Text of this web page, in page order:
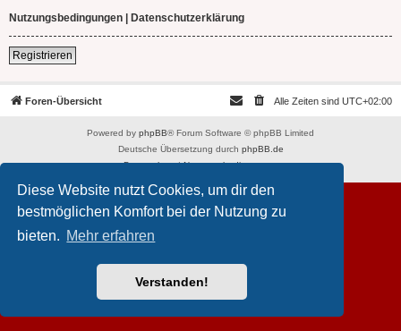
Diese Website nutzt Cookies, um dir den
bestmöglichen Komfort bei der Nutzung zu
bieten. Mehr erfahren
Verstanden!
Nutzungsbedingungen | Datenschutzerklärung
Registrieren
Foren-Übersicht Alle Zeiten sind UTC+02:00
Powered by phpBB® Forum Software © phpBB Limited
Deutsche Übersetzung durch phpBB.de
Datenschutz|Nutzungsbedingungen